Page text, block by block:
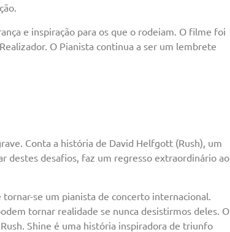
e inspiração para os que o rodeiam. O filme foi
O Pianista continua a ser um lembrete
Conta a história de David Helfgott (Rush), um
destes desafios, faz um regresso extraordinário ao
se um pianista de concerto internacional.
tornar realidade se nunca desistirmos deles. O
Shine é uma história inspiradora de triunfo